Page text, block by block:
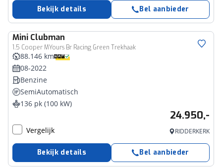
Bekijk details Bel aanbieder
Mini Clubman
1.5 Cooper MYours Br Racing Green Trekhaak
88.146 km
08-2022
Benzine
SemiAutomatisch
136 pk (100 kW)
24.950,-
Vergelijk RIDDERKERK
Bekijk details Bel aanbieder